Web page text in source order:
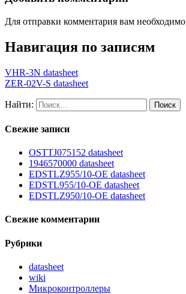
Для отправки комментария вам необходимо
Навигация по записям
VHR-3N datasheet
ZER-02V-S datasheet
Найти:
Свежие записи
OSTTJ075152 datasheet
1946570000 datasheet
EDSTLZ955/10-OE datasheet
EDSTL955/10-OE datasheet
EDSTLZ950/10-OE datasheet
Свежие комментарии
Рубрики
datasheet
wiki
Микроконтроллеры